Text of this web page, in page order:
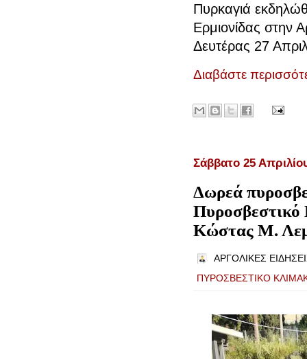
Πυρκαγιά
Ερμιονίδας στην
Δευτέρας 27
Διαβάστε
Σάββατο 25
Δωρεά
Πυροσβεστικό
Κώστας Μ.
ΑΡΓΟΛΙΚΕΣ
ΠΥΡΟΣΒΕΣΤΙΚΟ